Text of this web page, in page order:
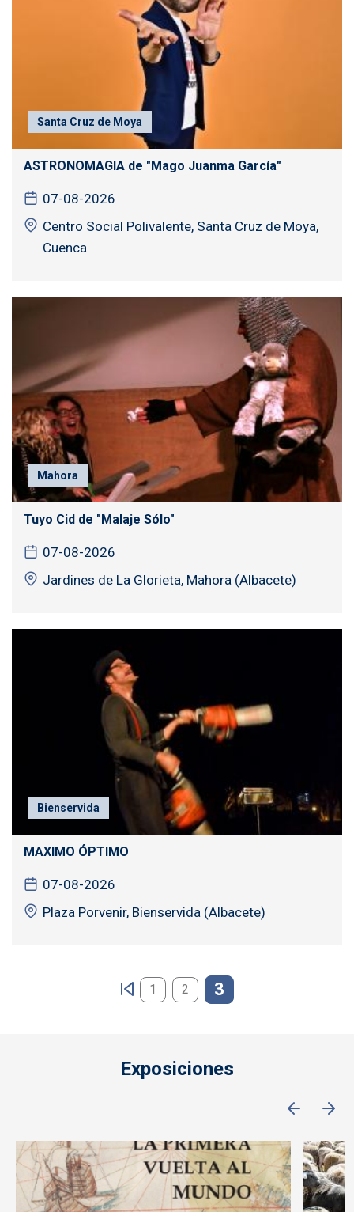
Santa Cruz de Moya
ASTRONOMAGIA de "Mago Juanma García"
07-08-2026
Centro Social Polivalente, Santa Cruz de Moya,
Cuenca
Mahora
Tuyo Cid de "Malaje Sólo"
07-08-2026
Jardines de La Glorieta, Mahora (Albacete)
Bienservida
MAXIMO ÓPTIMO
07-08-2026
Plaza Porvenir, Bienservida (Albacete)
1 2 3
Exposiciones